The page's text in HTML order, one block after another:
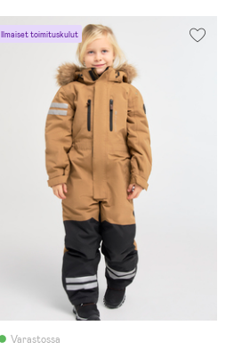
Ilmaiset toimituskulut
Varastossa